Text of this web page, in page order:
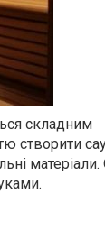
складним
створити
матеріали.